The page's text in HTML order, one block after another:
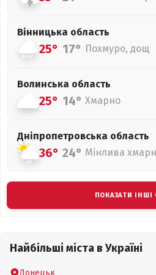
Вінницька область
25° 17° Похмуро, дощ
Волинська область
25° 14° Хмарно
Дніпропетровська область
36° 24° Мінлива
ПОКАЗАТИ ІНШІ
Найбільші міста в Україні
Донецьк